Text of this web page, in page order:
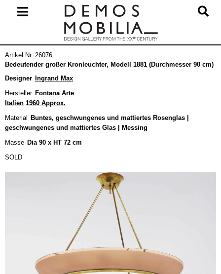
Navigation
Artikel Nr. 26076
Bedeutender großer Kronleuchter, Modell 1881 (Durchmesser 90 cm)
Designer
Ingrand Max
Hersteller Fontana Arte
Italien 1960 Approx.
Material
Buntes, geschwungenes und mattiertes Rosenglas |
geschwungenes und mattiertes Glas | Messing
Masse Dia 90 x HT 72 cm
SOLD